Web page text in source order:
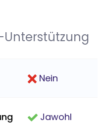
Unterstützung
Nein
Jawohl